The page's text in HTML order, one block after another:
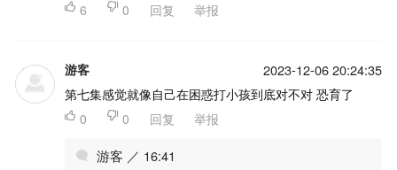
 6  0 回复 举报
游客 2023-12-06 20:24:35
第七集感觉就像自己在困惑打小孩到底对不对 恐育了
 0  0 回复 举报
游客 ／ 16:41